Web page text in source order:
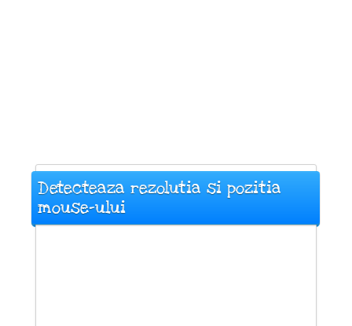
Detecteaza rezolutia si pozitia
mouse-ului